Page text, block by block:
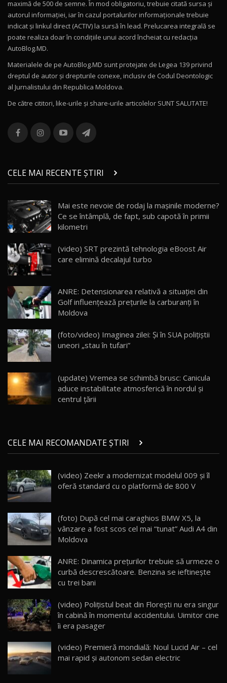
Drive AutoBlog.MD
16:27
11
Noul Volvo ES90 / Test Drive AutoBlog.MD
12
Noul MG HS / Test Drive AutoBlog.MD
16:48
13
combină aventura cu luxul / AutoBlog.MD
36:08
chinez care face lumea să se întoarcă după el
/ AutoBlog.MD
17:27
15 14:37
16
AutoBlogMD
13:10
17 20:06
Va fi modelul nr.1 BYD în Moldova? BYD Seal U
30:08
AutoBlog.MD
23:36
20
Noul ZEEKR 7X / Test Drive AutoBlog.MD
29:08
21
AutoBlog.MD
16:59
22
Noua Mazda 6e / Test Drive AutoBlog.MD
26:59
23
Lynk & Co 01 / Test Drive AutoBlog.MD
25:19
24
Van Electric Testat în Moldova / AutoBlog.MD
26:38
25
mai Exclusiv și Puternic Defender Testat în
Moldova
32:21
26
AutoBlog.MD
10:57
maximă de 500 de semne. În mod obligatoriu, trebuie citată sursa și
autorul informației, iar în cazul portalurilor informaționale trebuie
indicat și linkul direct (ACTIV) la sursă în lead. Prelucarea integrală se
poate realiza doar în condițiile unui acord încheiat cu redacţia
AutoBlog.MD.
Materialele de pe AutoBlog.MD sunt protejate de Legea 139 privind
dreptul de autor și drepturile conexe, inclusiv de Codul Deontologic
al Jurnalistului din Republica Moldova.
De către cititori, like-urile şi share-urile articolelor SUNT SALUTATE!
CELE MAI RECENTE ȘTIRI
Mai este nevoie de rodaj la mașinile moderne?
Ce se întâmplă, de fapt, sub capotă în primii
kilometri
(video) SRT prezintă tehnologia eBoost Air
care elimină decalajul turbo
ANRE: Detensionarea relativă a situației din
Golf influențează prețurile la carburanți în
Moldova
(foto/video) Imaginea zilei: Și în SUA polițiștii
uneori „stau în tufari”
(update) Vremea se schimbă brusc: Canicula
aduce instabilitate atmosferică în nordul și
centrul țării
CELE MAI RECOMANDATE ȘTIRI
(video) Zeekr a modernizat modelul 009 și îl
oferă standard cu o platformă de 800 V
(foto) După cel mai caraghios BMW X5, la
vânzare a fost scos cel mai “tunat” Audi A4 din
Moldova
ANRE: Dinamica prețurilor trebuie să urmeze o
curbă descrescătoare. Benzina se ieftinește
cu trei bani
(video) Polițistul beat din Floreşti nu era singur
în cabină în momentul accidentului. Uimitor cine
îi era pasager
(video) Premieră mondială: Noul Lucid Air – cel
mai rapid şi autonom sedan electric